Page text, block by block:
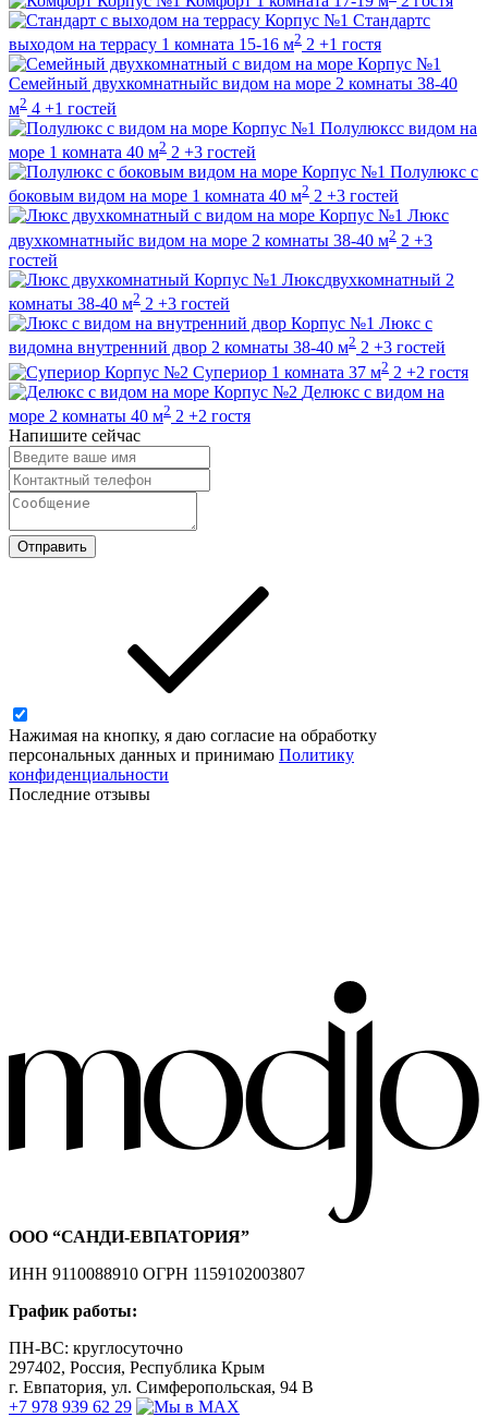
Корпус №1 Стандартс
выходом на террасу 1 комната 15-16 м2 2 +1 гостя
Корпус №1
Семейный двухкомнатныйс видом на море 2 комнаты 38-40
м2 4 +1 гостей
Корпус №1 Полулюксс видом на
море 1 комната 40 м2 2 +3 гостей
Корпус №1 Полулюкс с
боковым видом на море 1 комната 40 м2 2 +3 гостей
Корпус №1 Люкс
двухкомнатныйс видом на море 2 комнаты 38-40 м2 2 +3
гостей
Корпус №1 Люксдвухкомнатный 2
комнаты 38-40 м2 2 +3 гостей
Корпус №1 Люкс с
видомна внутренний двор 2 комнаты 38-40 м2 2 +3 гостей
Корпус №2 Супериор 1 комната 37 м2 2 +2 гостя
Корпус №2 Делюкс с видом на
море 2 комнаты 40 м2 2 +2 гостя
Напишите сейчас
Отправить
Нажимая на кнопку, я даю согласие на обработку
персональных данных и принимаю Политику
конфиденциальности
Последние отзывы
ООО “САНДИ-ЕВПАТОРИЯ”
ИНН 9110088910 ОГРН 1159102003807
График работы:
ПН-ВС: круглосуточно
297402, Россия, Республика Крым
г. Евпатория, ул. Симферопольская, 94 В
+7 978 939 62 29